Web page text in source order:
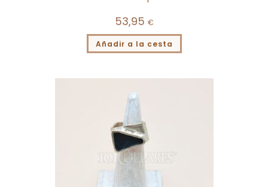
53,95 €
Añadir a la cesta